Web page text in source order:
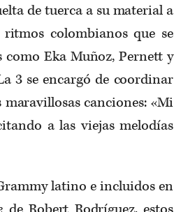
de tuerca a su material a
colombianos que se
como Eka Muñoz, Pernett y
3 se encargó de coordinar
maravillosas canciones: «Mi
a las viejas melodías
latino e incluidos en